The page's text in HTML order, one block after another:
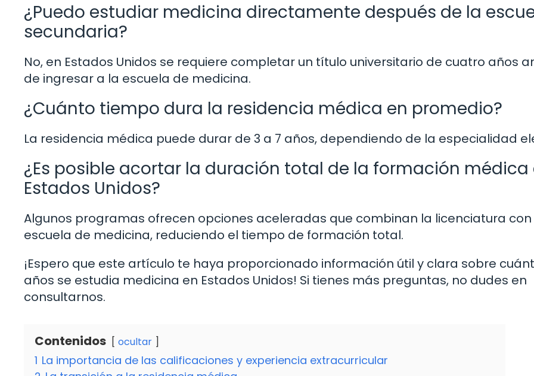
¿Puedo estudiar medicina directamente después de la
secundaria?
No, en Estados Unidos se requiere completar un título universitario de cuatro años
de ingresar a la escuela de medicina.
¿Cuánto tiempo dura la residencia médica en promedio?
La residencia médica puede durar de 3 a 7 años, dependiendo de la especialidad
¿Es posible acortar la duración total de la formación médica
Estados Unidos?
Algunos programas ofrecen opciones aceleradas que combinan la licenciatura con
escuela de medicina, reduciendo el tiempo de formación total.
¡Espero que este artículo te haya proporcionado información útil y clara sobre
años se estudia medicina en Estados Unidos! Si tienes más preguntas, no dudes en
consultarnos.
Contenidos ocultar
1 La importancia de las calificaciones y experiencia extracurricular